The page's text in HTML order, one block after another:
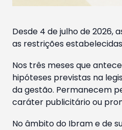
Desde 4 de julho de 2026,
as restrições
Nos três meses que
hipóteses previstas na
da gestão. Permanecem
caráter publicitário ou
No âmbito do Ibram e de